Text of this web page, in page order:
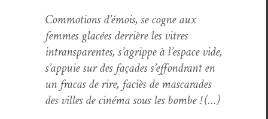
Com­mo­tions d’émois, se cogne aux
femmes glacées der­rière les vit­res
intrans­par­entes, s’agrippe à l’espace vide,
s’appuie sur des façades s’effondrant en
un fra­cas de rire, faciès de mas­ca­rades
des villes de ciné­ma sous les bombe ! (…)